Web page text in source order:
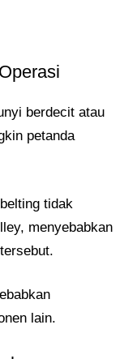
berdecit atau
petanda
tidak
menyebabkan
lain.